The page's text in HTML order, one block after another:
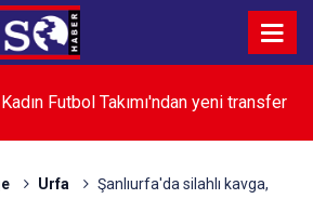
Futbol Takımı'ndan yeni transfer
Urfa
Şanlıurfa'da silahlı kavga,